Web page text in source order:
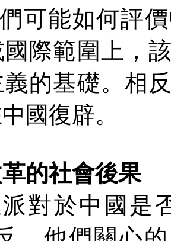
可能如何評
際範圍上，
的基礎。相
國復辟。
的社會後果
對於中國是